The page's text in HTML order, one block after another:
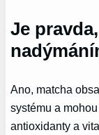
Je
Ano, matcha
systému a
antioxidanty a